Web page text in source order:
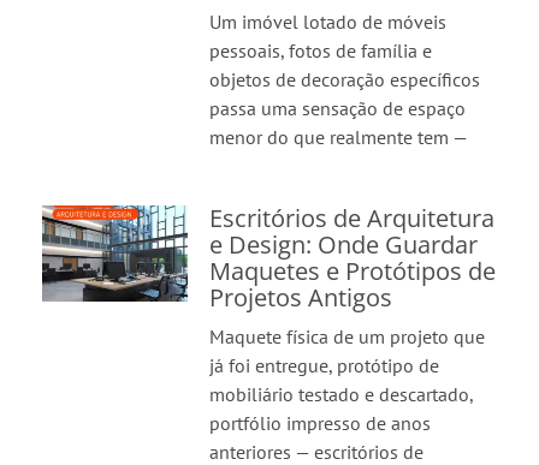
Um imóvel lotado de móveis
pessoais, fotos de família e
objetos de decoração específicos
passa uma sensação de espaço
menor do que realmente tem —
Escritórios de Arquitetura
e Design: Onde Guardar
Maquetes e Protótipos de
Projetos Antigos
Maquete física de um projeto que
já foi entregue, protótipo de
mobiliário testado e descartado,
portfólio impresso de anos
anteriores — escritórios de